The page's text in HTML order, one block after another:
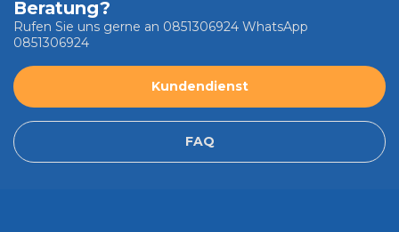
Beratung?
Rufen Sie uns gerne an 0851306924 WhatsApp
0851306924
Kundendienst
FAQ